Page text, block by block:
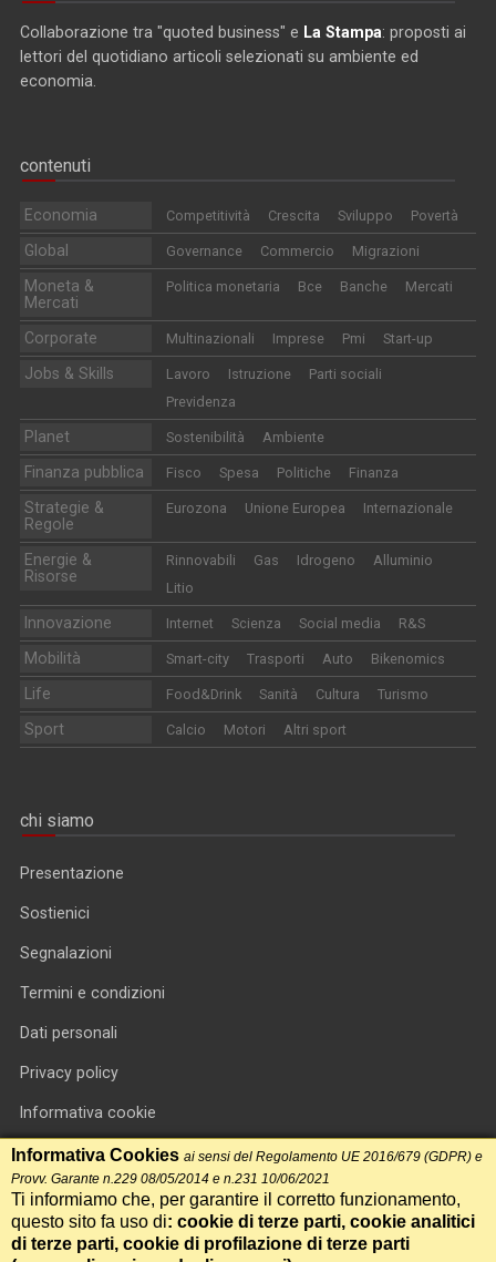
Collaborazione tra "quoted business" e La Stampa: proposti ai
lettori del quotidiano articoli selezionati su ambiente ed
economia.
contenuti
Economia Competitività Crescita Sviluppo Povertà
Global Governance Commercio Migrazioni
Moneta &
Mercati
Politica monetaria Bce Banche Mercati
Corporate Multinazionali Imprese Pmi Start-up
Jobs & Skills Lavoro Istruzione
Parti sociali
Previdenza
Planet Sostenibilità Ambiente
Finanza pubblica Fisco Spesa Politiche Finanza
Strategie &
Regole
Eurozona Unione Europea Internazionale
Energie &
Risorse
Rinnovabili Gas Idrogeno
Alluminio
Litio
Innovazione Internet Scienza Social media R&S
Mobilità Smart-city Trasporti Auto Bikenomics
Life Food&Drink Sanità Cultura Turismo
Sport Calcio Motori Altri sport
chi siamo
Presentazione
Sostienici
Segnalazioni
Termini e condizioni
Dati personali
Privacy policy
Informativa cookie
RSS feed
RSS Top News
Contatti
Informativa Cookies ai sensi del Regolamento UE 2016/679 (GDPR) e
Provv. Garante n.229 08/05/2014 e n.231 10/06/2021
Ti informiamo che, per garantire il corretto funzionamento,
questo sito fa uso di: cookie di terze parti, cookie analitici
di terze parti, cookie di profilazione di terze parti